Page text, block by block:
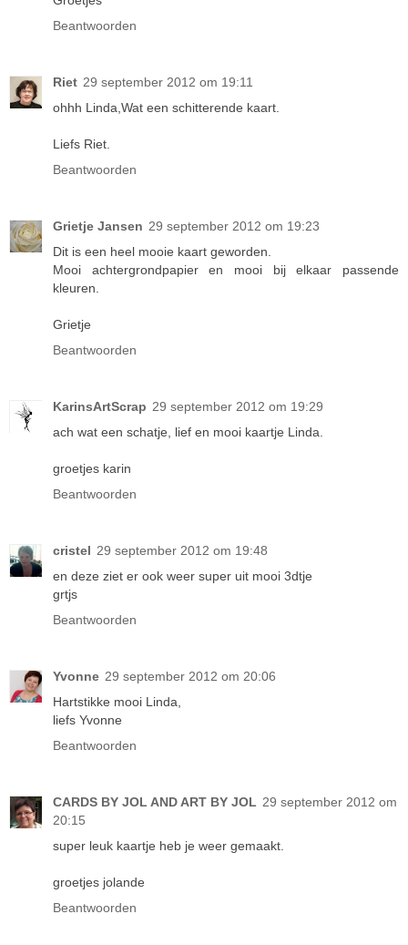
Beantwoorden
Riet 29 september 2012 om 19:11
ohhh Linda,Wat een schitterende kaart.
Liefs Riet.
Beantwoorden
Grietje Jansen 29 september 2012 om 19:23
Dit is een heel mooie kaart geworden.
Mooi achtergrondpapier en mooi bij elkaar passende
kleuren.
Grietje
Beantwoorden
KarinsArtScrap 29 september 2012 om 19:29
ach wat een schatje, lief en mooi kaartje Linda.
groetjes karin
Beantwoorden
cristel 29 september 2012 om 19:48
en deze ziet er ook weer super uit mooi 3dtje
grtjs
Beantwoorden
Yvonne 29 september 2012 om 20:06
Hartstikke mooi Linda,
liefs Yvonne
Beantwoorden
CARDS BY JOL AND ART BY JOL 29 september 2012 om
20:15
super leuk kaartje heb je weer gemaakt.
groetjes jolande
Beantwoorden